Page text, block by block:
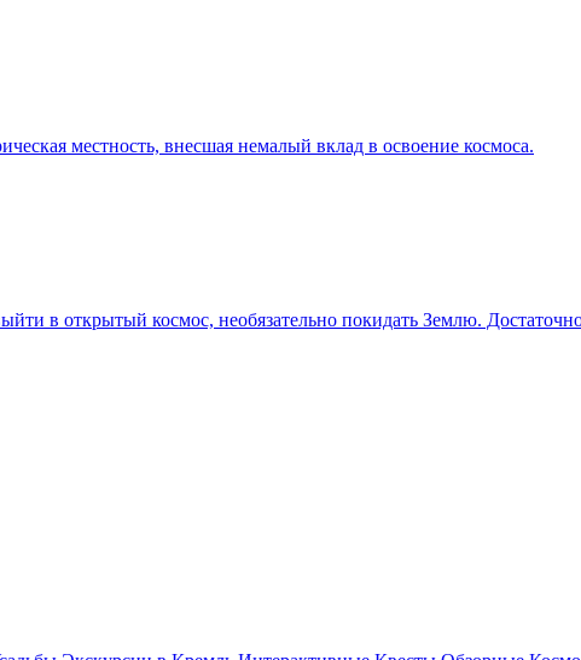
местность, внесшая немалый вклад в освоение космоса.
в открытый космос, необязательно покидать Землю.